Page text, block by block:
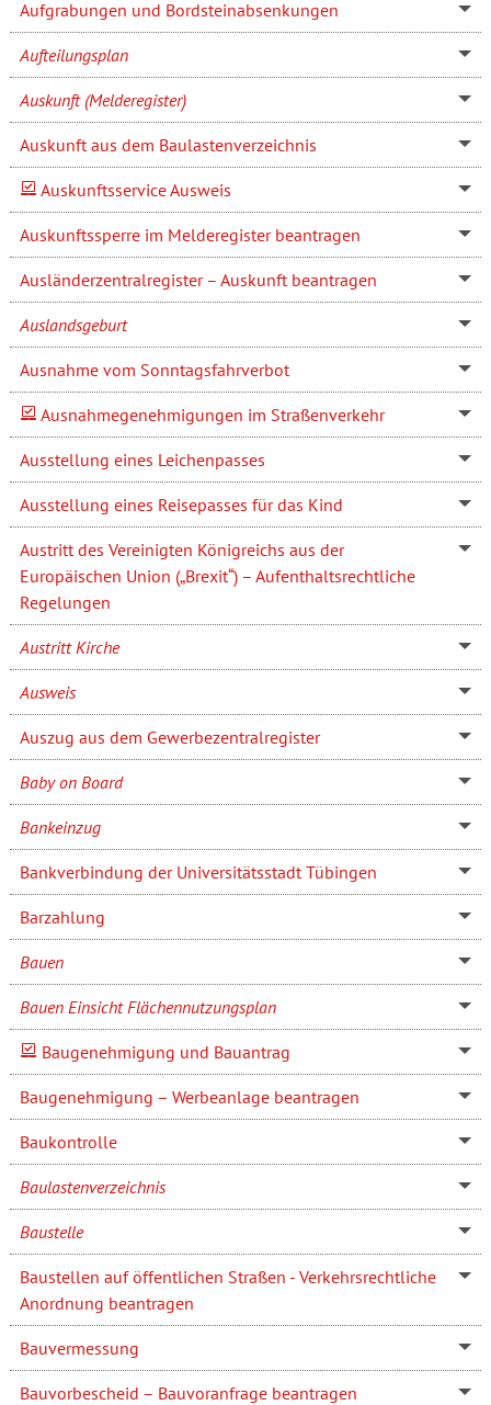
Aufgrabungen und Bordsteinabsenkungen
Aufteilungsplan
Auskunft (Melderegister)
Auskunft aus dem Baulastenverzeichnis
Auskunftsservice Ausweis
Auskunftssperre im Melderegister beantragen
Ausländerzentralregister – Auskunft beantragen
Auslandsgeburt
Ausnahme vom Sonntagsfahrverbot
Ausnahmegenehmigungen im Straßenverkehr
Ausstellung eines Leichenpasses
Ausstellung eines Reisepasses für das Kind
Austritt des Vereinigten Königreichs aus der
Europäischen Union („Brexit“) – Aufenthaltsrechtliche
Regelungen
Austritt Kirche
Ausweis
Auszug aus dem Gewerbezentralregister
Baby on Board
Bankeinzug
Bankverbindung der Universitätsstadt Tübingen
Barzahlung
Bauen
Bauen Einsicht Flächennutzungsplan
Baugenehmigung und Bauantrag
Baugenehmigung – Werbeanlage beantragen
Baukontrolle
Baulastenverzeichnis
Baustelle
Baustellen auf öffentlichen Straßen - Verkehrsrechtliche
Anordnung beantragen
Bauvermessung
Bauvorbescheid – Bauvoranfrage beantragen